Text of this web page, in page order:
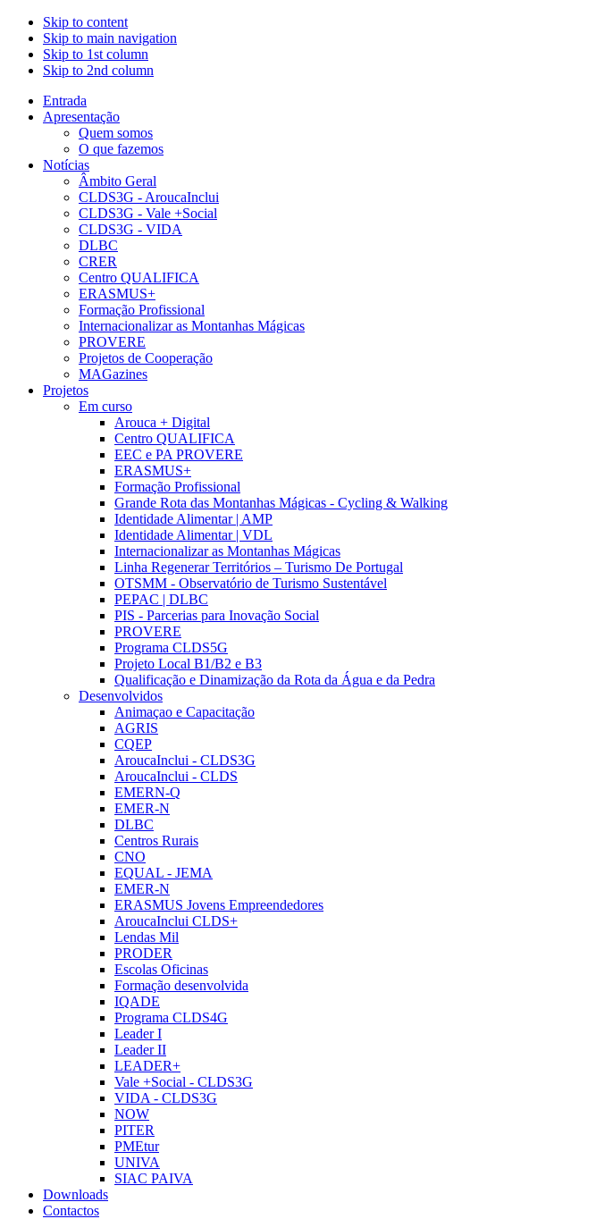
Skip to content
Skip to main navigation
Skip to 1st column
Skip to 2nd column
Entrada
Apresentação
Quem somos
O que fazemos
Notícias
Âmbito Geral
CLDS3G - AroucaInclui
CLDS3G - Vale +Social
CLDS3G - VIDA
DLBC
CRER
Centro QUALIFICA
ERASMUS+
Formação Profissional
Internacionalizar as Montanhas Mágicas
PROVERE
Projetos de Cooperação
MAGazines
Projetos
Em curso
Arouca + Digital
Centro QUALIFICA
EEC e PA PROVERE
ERASMUS+
Formação Profissional
Grande Rota das Montanhas Mágicas - Cycling & Walking
Identidade Alimentar | AMP
Identidade Alimentar | VDL
Internacionalizar as Montanhas Mágicas
Linha Regenerar Territórios – Turismo De Portugal
OTSMM - Observatório de Turismo Sustentável
PEPAC | DLBC
PIS - Parcerias para Inovação Social
PROVERE
Programa CLDS5G
Projeto Local B1/B2 e B3
Qualificação e Dinamização da Rota da Água e da Pedra
Desenvolvidos
Animaçao e Capacitação
AGRIS
CQEP
AroucaInclui - CLDS3G
AroucaInclui - CLDS
EMERN-Q
EMER-N
DLBC
Centros Rurais
CNO
EQUAL - JEMA
EMER-N
ERASMUS Jovens Empreendedores
AroucaInclui CLDS+
Lendas Mil
PRODER
Escolas Oficinas
Formação desenvolvida
IQADE
Programa CLDS4G
Leader I
Leader II
LEADER+
Vale +Social - CLDS3G
VIDA - CLDS3G
NOW
PITER
PMEtur
UNIVA
SIAC PAIVA
Downloads
Contactos